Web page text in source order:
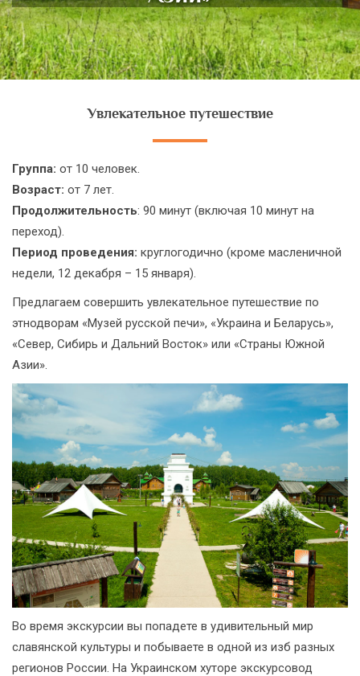
Увлекательное путешествие
Группа: от 10 человек.
Возраст: от 7 лет.
Продолжительность: 90 минут (включая 10 минут на
переход).
Период проведения: круглогодично (кроме масленичной
недели, 12 декабря – 15 января).
Предлагаем совершить увлекательное путешествие по
этнодворам «Музей русской печи», «Украина и Беларусь»,
«Север, Сибирь и Дальний Восток» или «Страны Южной
Азии».
Во время экскурсии вы попадете в удивительный мир
славянской культуры и побываете в одной из изб разных
регионов России. На Украинском хуторе экскурсовод